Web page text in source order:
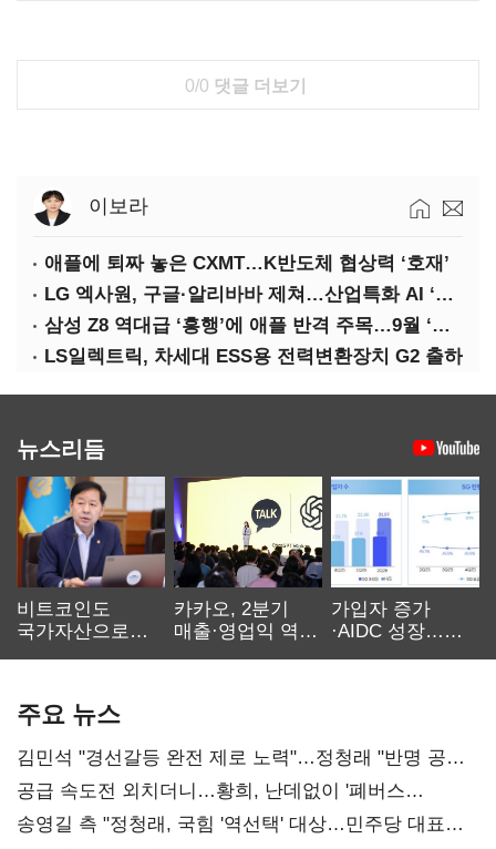
0/0 댓글 더보기
이보라
애플에 퇴짜 놓은 CXMT…K반도체 협상력 ‘호재’
LG 엑사원, 구글·알리바바 제쳐…산업특화 AI ‘속도’
삼성 Z8 역대급 ‘흥행’에 애플 반격 주목…9월 ‘폴더블 대전’
LS일렉트릭, 차세대 ESS용 전력변환장치 G2 출하
뉴스리듬
비트코인도
국가자산으로…'
카카오, 2분기
매출·영업익 역대
가입자 증가
·AIDC 성장…
주요 뉴스
김민석 "경선갈등 완전 제로 노력"…정청래 "반명 공세
사과부터"
공급 속도전 외치더니…황희, 난데없이 '폐버스
리모델링' 제안
송영길 측 "정청래, 국힘 '역선택' 대상…민주당 대표로